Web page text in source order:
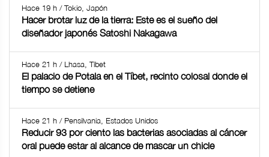
Hace 19 h / Tokio, Japón
Hacer brotar luz de la tierra: Este es el sueño del
diseñador japonés Satoshi Nakagawa
Hace 21 h / Lhasa, Tíbet
El palacio de Potala en el Tíbet, recinto colosal donde el
tiempo se detiene
Hace 21 h / Pensilvania, Estados Unidos
Reducir 93 por ciento las bacterias asociadas al cáncer
oral puede estar al alcance de mascar un chicle